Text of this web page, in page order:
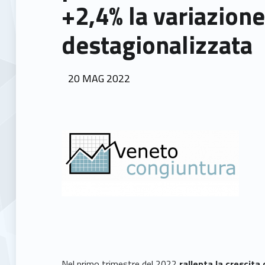
+2,4% la variazione
destagionalizzata
POSTED ON:
20 MAG2022